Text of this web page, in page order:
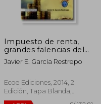
Impuesto de renta,
grandes falencias del
contribuyente
Javier E. García Restrepo
Ecoe Ediciones, 2014, 2
Edición, Tapa Blanda,
Nuevo